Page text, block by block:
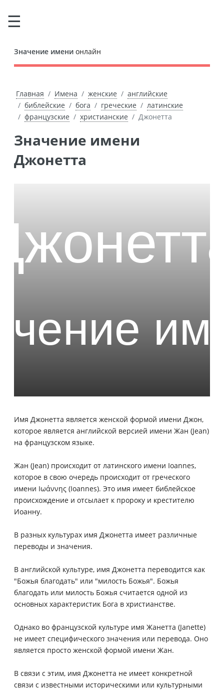
Значение имени онлайн
Главная Имена женские
английские
библейские
бога греческие
латинские
французские
христианские Джонетта
Значение имени
Джонетта
Имя Джонетта является женской формой имени Джон,
которое является английской версией имени Жан (Jean)
на французском языке.
Жан (Jean) происходит от латинского имени Ioannes,
которое в свою очередь происходит от греческого
имени Ιωάννης (Ioannes). Это имя имеет библейское
происхождение и отсылает к пророку и крестителю
Иоанну.
В разных культурах имя Джонетта имеет различные
переводы и значения.
В английской культуре, имя Джонетта переводится как
"Божья благодать" или "милость Божья". Божья
благодать или милость Божья считается одной из
основных характеристик Бога в христианстве.
Однако во французской культуре имя Жанетта (Janette)
не имеет специфического значения или перевода. Оно
является просто женской формой имени Жан.
В связи с этим, имя Джонетта не имеет конкретной
связи с известными историческими или культурными